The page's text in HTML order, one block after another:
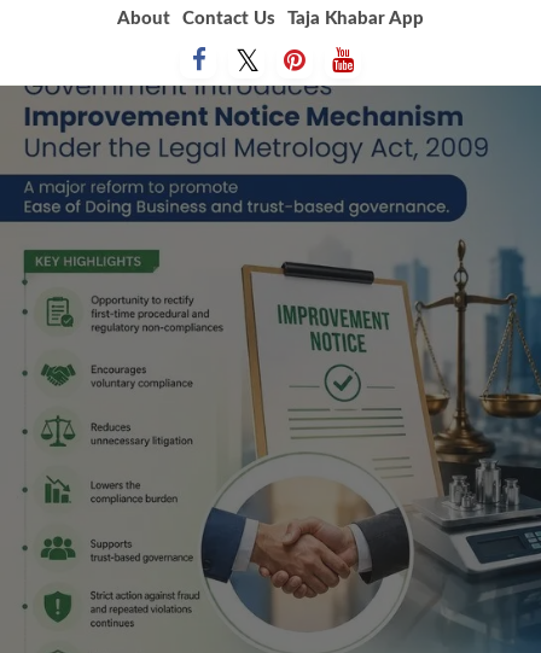
About Contact Us Taja Khabar App